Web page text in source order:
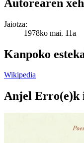
Autorearen
Jaiotza:
1978ko mai. 11a
Kanpoko
Wikipedia
Anjel Erro(e)k